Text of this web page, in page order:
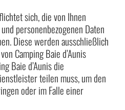
sich, die von Ihnen
personenbezogenen Daten
Diese werden ausschließlich
Camping Baie d’Aunis
Baie d’Aunis die
teilen muss, um den
oder im Falle einer